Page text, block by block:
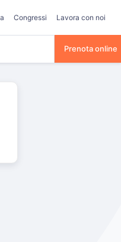
Congressi Lavora con noi
Prenota online